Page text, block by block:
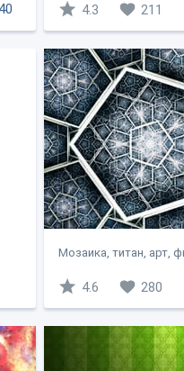
4.3 211
Мозаика, титан, арт,
4.6 280